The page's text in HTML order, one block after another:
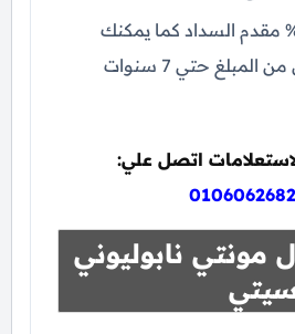
الدفع: 10% مقدم السداد كما يمكنك
تقسيط المتبقي من المبلغ حتي 7 سنوات
اتصل علي:
مونتي نابوليوني